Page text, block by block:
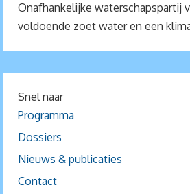
Onafhankelijke waterschapspartij
voldoende zoet water en een
Snel naar
Programma
Dossiers
Nieuws & publicaties
Contact